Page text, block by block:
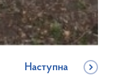
Наступна